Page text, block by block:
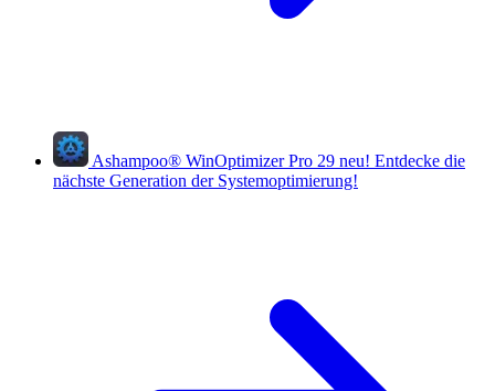
Ashampoo® WinOptimizer Pro 29 neu! Entdecke die
nächste Generation der Systemoptimierung!